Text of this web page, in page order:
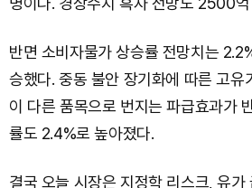
반면 소비자물가 상승률 전망치는
승했다. 중동 불안 장기화에 따른 고유
이 다른 품목으로 번지는 파급효과가
률도 2.4%로 높아졌다.
결국 오늘 시장은 지정학 리스크, 유가